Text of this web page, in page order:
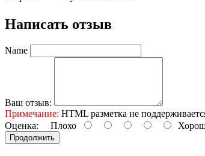
Написать отзыв
Name
Ваш отзыв:
Примечание: HTML разметка не
Оценка: Плохо
Продолжить